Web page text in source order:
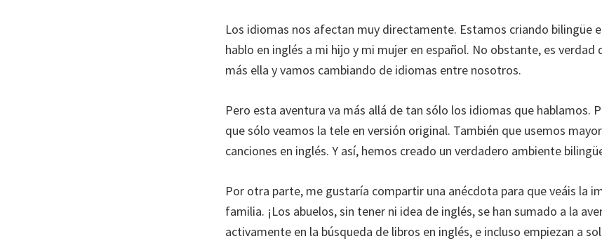
Los idiomas nos afectan muy directamente. Estamos criando bilingüe
hablo en inglés a mi hijo y mi mujer en español. No obstante, es verdad
más ella y vamos cambiando de idiomas entre nosotros.
Pero esta aventura va más allá de tan sólo los idiomas que hablamos.
que sólo veamos la tele en versión original. También que usemos
canciones en inglés. Y así, hemos creado un verdadero ambiente
Por otra parte, me gustaría compartir una anécdota para que veáis la
familia. ¡Los abuelos, sin tener ni idea de inglés, se han sumado a la
activamente en la búsqueda de libros en inglés, e incluso empiezan a